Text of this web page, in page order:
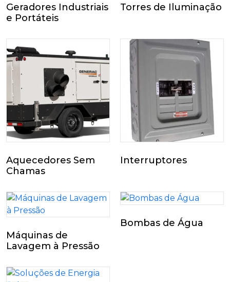
Geradores Industriais
e Portáteis
Torres de Iluminação
Aquecedores Sem
Chamas
Interruptores
Máquinas de
Lavagem à Pressão
Bombas de Água